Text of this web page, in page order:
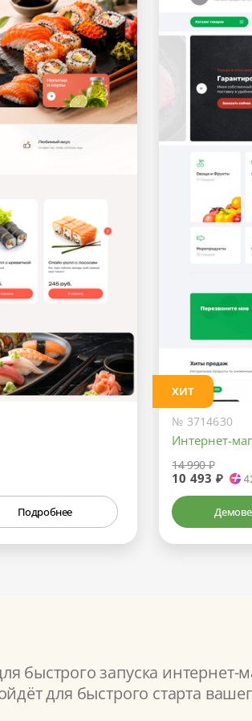
Подробнее
ХИТ
№ 3714630
Интернет-
14 990 ₽
10 493 ₽
быстрого запуска интернет-
для быстрого старта